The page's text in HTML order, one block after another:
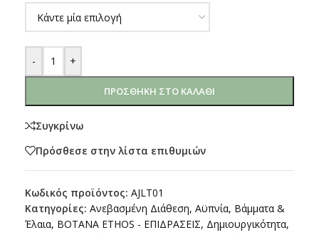
- +
ΠΡΟΣΘΉΚΗ ΣΤΟ ΚΑΛΆΘΙ
Συγκρίνω
Πρόσθεσε στην λίστα επιθυμιών
Κωδικός προϊόντος: AJLT01
Κατηγορίες: Ανεβασμένη Διάθεση, Αϋπνία, Βάμματα &
Έλαια, ΒΟΤΑΝΑ ETHOS - ΕΠΙΔΡΑΣΕΙΣ, Δημιουργικότητα,